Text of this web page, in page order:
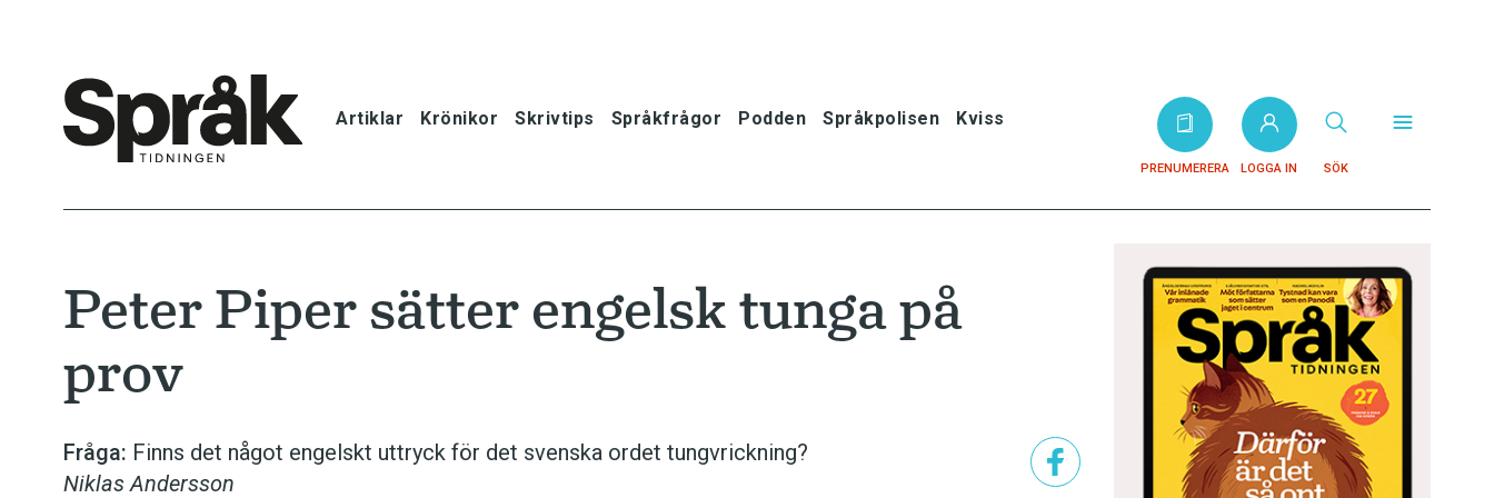
Artiklar Krönikor Skrivtips Språkfrågor Podden Språkpolisen Kviss
PRENUMERERA LOGGA IN SÖK
Krönikor
Peter Piper sätter engelsk tunga på
prov
Fråga: Finns det något engelskt uttryck för det svenska ordet tungvrickning?
Niklas Andersson